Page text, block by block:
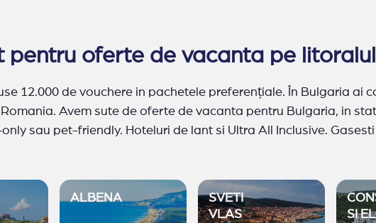
pentru oferte de vacanta pe
12.000 de vouchere in pachetele preferențiale. În Bulgaria ai
Avem sute de oferte de vacanta pentru Bulgaria, in
sau pet-friendly. Hoteluri de lant si Ultra All Inclusive.
pentru concediu si sa lasati totul in seama noastra.
ALBENA
SVETI
VLAS
SI